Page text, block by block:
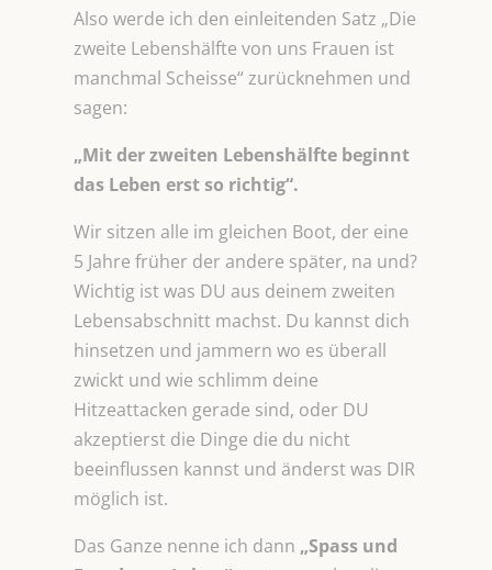
Also werde ich den einleitenden Satz „Die
zweite Lebenshälfte von uns Frauen ist
manchmal Scheisse“ zurücknehmen und
sagen:
„Mit der zweiten Lebenshälfte beginnt
das Leben erst so richtig“.
Wir sitzen alle im gleichen Boot, der eine
5 Jahre früher der andere später, na und?
Wichtig ist was DU aus deinem zweiten
Lebensabschnitt machst. Du kannst dich
hinsetzen und jammern wo es überall
zwickt und wie schlimm deine
Hitzeattacken gerade sind, oder DU
akzeptierst die Dinge die du nicht
beeinflussen kannst und änderst was DIR
möglich ist.
Das Ganze nenne ich dann „Spass und